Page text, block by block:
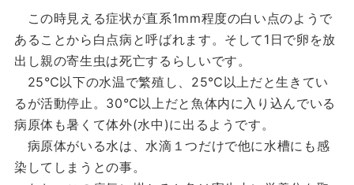
この時見える症状が直系1mm程度の白い点のようで
あることから白点病と呼ばれます。そして1日で卵を放
出し親の寄生虫は死亡するらしいです。
25℃以下の水温で繁殖し、25℃以上だと生きてい
るが活動停止。30℃以上だと魚体内に入り込んでいる
病原体も暑くて体外(水中)に出るようです。
病原体がいる水は、水滴１つだけで他に水槽にも感
染してしまうとの事。